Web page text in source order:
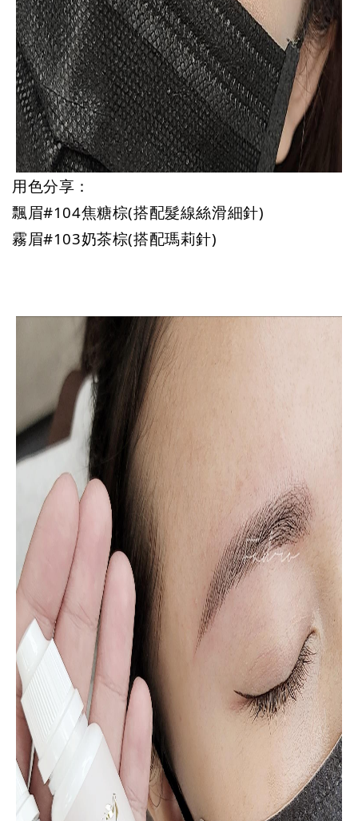
用色分享：
飄眉#104焦糖棕(搭配髮線絲滑細針)
霧眉#103奶茶棕(搭配瑪莉針)